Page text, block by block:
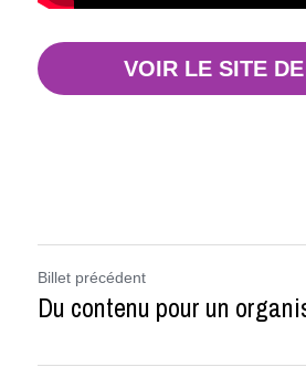
VOIR LE SITE
Billet précédent
Du contenu pour un